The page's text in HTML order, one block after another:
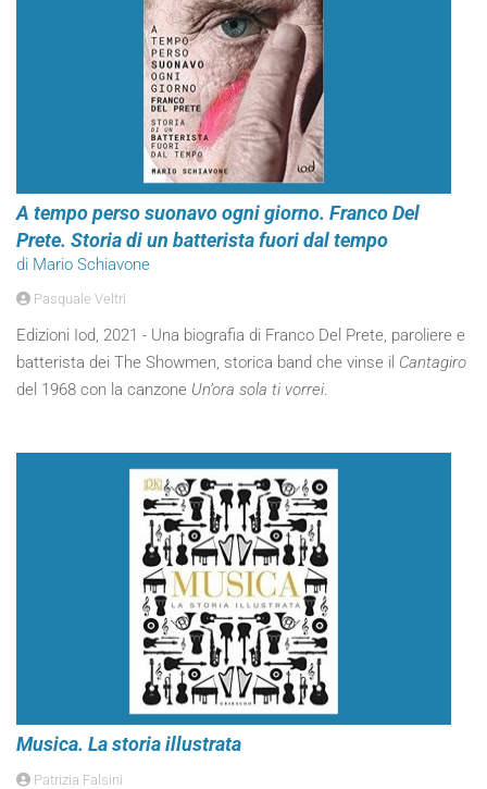
A tempo perso suonavo ogni giorno. Franco Del
Prete. Storia di un batterista fuori dal tempo
di Mario Schiavone
Pasquale Veltri
Edizioni Iod, 2021 - Una biografia di Franco Del Prete, paroliere e
batterista dei The Showmen, storica band che vinse il Cantagiro
del 1968 con la canzone Un’ora sola ti vorrei.
Musica. La storia illustrata
Patrizia Falsini